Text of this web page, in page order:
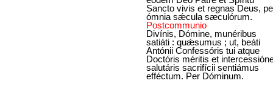
Sancto vivis et regnas Deus,
ómnia sǽcula sæculórum.
Postcommunio
Divínis, Dómine, munéribus
satiáti : quǽsumus ; ut, beáti
Antónii Confessóris tui atque
Doctóris méritis et
salutáris sacrifícii sentiámus
efféctum. Per Dóminum.